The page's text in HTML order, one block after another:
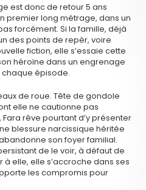
est donc de retour 5 ans
premier long métrage, dans un
forcément. Si la famille, déjà
des points de repèr, voire
fiction, elle s’essaie cette
héroïne dans un engrenage
chaque épisode.
de roue. Tête de gondole
elle ne cautionne pas
rêve pourtant d’y présenter
blessure narcissique héritée
son foyer familial.
de le voir, à défaut de
à elle, elle s’accroche dans ses
les compromis pour